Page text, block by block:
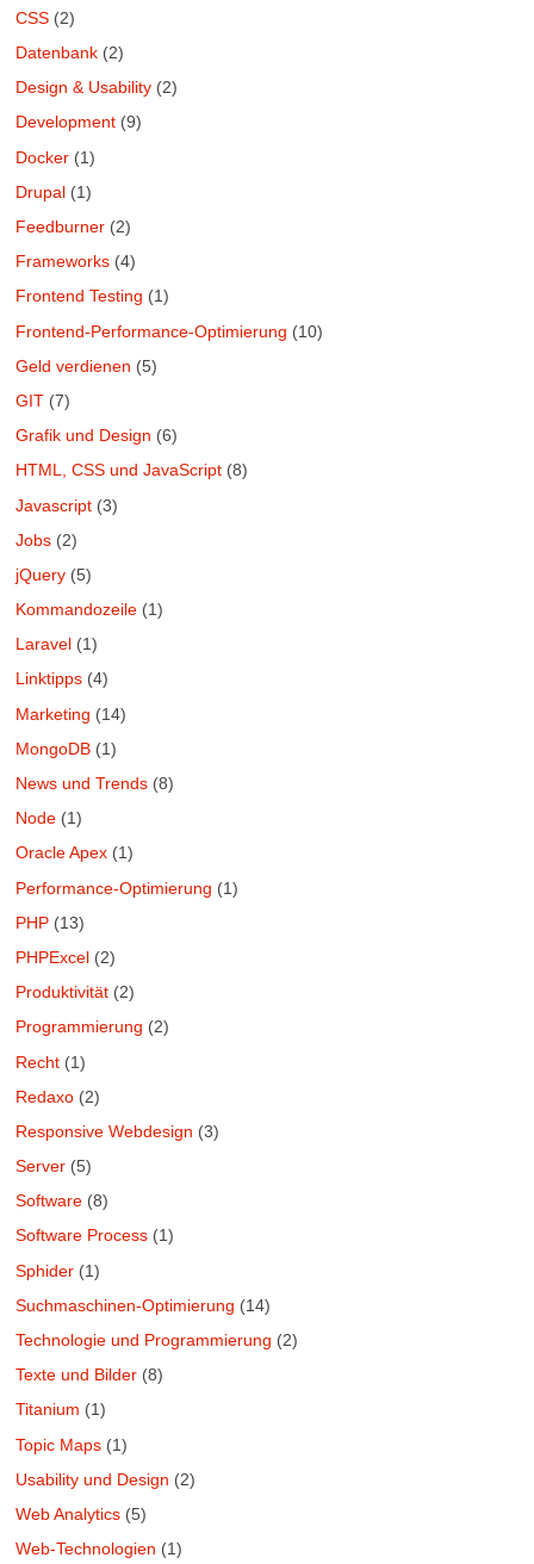
CSS (2)
Datenbank (2)
Design & Usability (2)
Development (9)
Docker (1)
Drupal (1)
Feedburner (2)
Frameworks (4)
Frontend Testing (1)
Frontend-Performance-Optimierung (10)
Geld verdienen (5)
GIT (7)
Grafik und Design (6)
HTML, CSS und JavaScript (8)
Javascript (3)
Jobs (2)
jQuery (5)
Kommandozeile (1)
Laravel (1)
Linktipps (4)
Marketing (14)
MongoDB (1)
News und Trends (8)
Node (1)
Oracle Apex (1)
Performance-Optimierung (1)
PHP (13)
PHPExcel (2)
Produktivität (2)
Programmierung (2)
Recht (1)
Redaxo (2)
Responsive Webdesign (3)
Server (5)
Software (8)
Software Process (1)
Sphider (1)
Suchmaschinen-Optimierung (14)
Technologie und Programmierung (2)
Texte und Bilder (8)
Titanium (1)
Topic Maps (1)
Usability und Design (2)
Web Analytics (5)
Web-Technologien (1)